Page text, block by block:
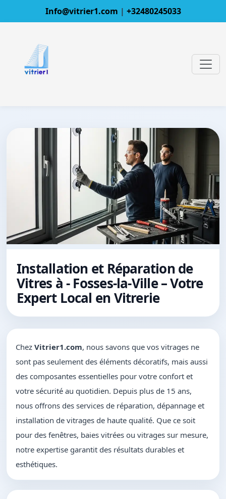
Info@vitrier1.com | +32480245033
Installation et Réparation de
Vitres à - Fosses-la-Ville – Votre
Expert Local en Vitrerie
Chez Vitrier1.com, nous savons que vos vitrages ne
sont pas seulement des éléments décoratifs, mais aussi
des composantes essentielles pour votre confort et
votre sécurité au quotidien. Depuis plus de 15 ans,
nous offrons des services de réparation, dépannage et
installation de vitrages de haute qualité. Que ce soit
pour des fenêtres, baies vitrées ou vitrages sur mesure,
notre expertise garantit des résultats durables et
esthétiques.